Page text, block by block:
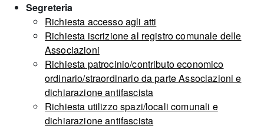
Segreteria
Richiesta accesso agli atti
Richiesta iscrizione al registro comunale delle
Associazioni
Richiesta patrocinio/contributo economico
ordinario/straordinario da parte Associazioni e
dichiarazione antifascista
Richiesta utilizzo spazi/locali comunali e
dichiarazione antifascista